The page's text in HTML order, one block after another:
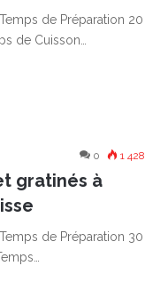
de Préparation 20
de Cuisson…
0 1 428
gratinés à
de Préparation 30